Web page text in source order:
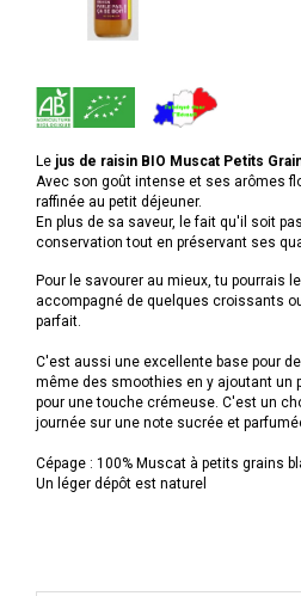
Le jus de raisin BIO Muscat Petits
Avec son goût intense et ses arômes
raffinée au petit déjeuner.
En plus de sa saveur, le fait qu'il soit
conservation tout en préservant ses
Pour le savourer au mieux, tu pourrais
accompagné de quelques croissants
parfait.
C'est aussi une excellente base pour
même des smoothies en y ajoutant un
pour une touche crémeuse. C'est un
journée sur une note sucrée et
Cépage : 100% Muscat à petits grains
Un léger dépôt est naturel